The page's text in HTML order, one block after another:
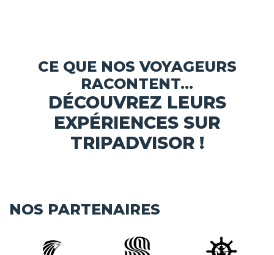
CE QUE NOS VOYAGEURS
RACONTENT...
DÉCOUVREZ LEURS
EXPÉRIENCES SUR
TRIPADVISOR !
NOS PARTENAIRES